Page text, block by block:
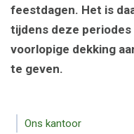
feestdagen. Het is
tijdens deze
voorlopige dekking
te geven.
Ons kantoor